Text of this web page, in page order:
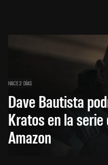
HACE 2 DÍAS
Dave Bautista
Kratos en la serie
Amazon